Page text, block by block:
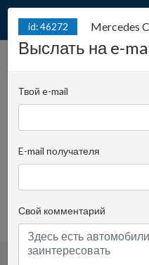
Juliana Konstantego
Позиция:1248
просмотренное
id: 46272 Mercedes
Выслать на e-
Твой e-mail
E-mail получателя
Свой комментарий